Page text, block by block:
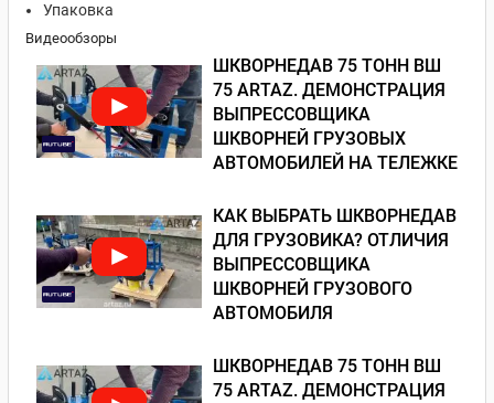
Упаковка
Видеообзоры
ШКВОРНЕДАВ 75 ТОНН ВШ
75 ARTAZ. ДЕМОНСТРАЦИЯ
ВЫПРЕССОВЩИКА
ШКВОРНЕЙ ГРУЗОВЫХ
АВТОМОБИЛЕЙ НА ТЕЛЕЖКЕ
КАК ВЫБРАТЬ ШКВОРНЕДАВ
ДЛЯ ГРУЗОВИКА? ОТЛИЧИЯ
ВЫПРЕССОВЩИКА
ШКВОРНЕЙ ГРУЗОВОГО
АВТОМОБИЛЯ
ШКВОРНЕДАВ 75 ТОНН ВШ
75 ARTAZ. ДЕМОНСТРАЦИЯ